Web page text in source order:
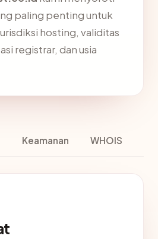
paling penting untuk
hosting, validitas
registrar, dan usia
Keamanan WHOIS